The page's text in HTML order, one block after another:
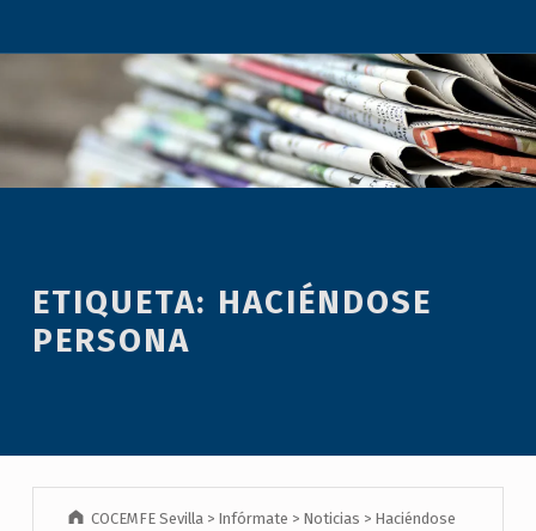
ETIQUETA: HACIÉNDOSE
PERSONA
COCEMFE Sevilla > Infórmate > Noticias > Haciéndose